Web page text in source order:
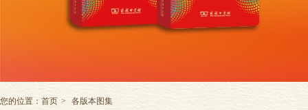
您的位置： 首页 > 各版本图集